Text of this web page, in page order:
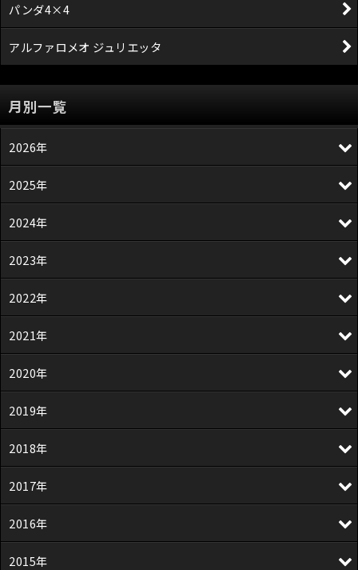
パンダ4×4
アルファロメオ ジュリエッタ
月別一覧
2026年
2025年
2024年
2023年
2022年
2021年
2020年
2019年
2018年
2017年
2016年
2015年